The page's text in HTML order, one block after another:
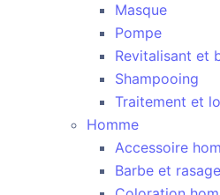
Masque
Pompe
Revitalisant et
Shampooing
Traitement et
Homme
Accessoire
Barbe et rasage